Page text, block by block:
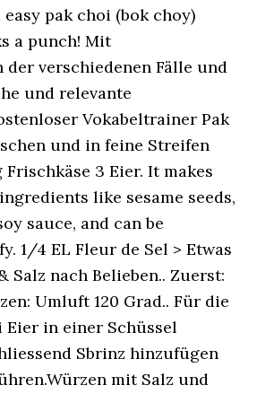
pak choi (bok choy)
a punch! Mit
der verschiedenen Fälle und
und relevante
Vokabeltrainer Pak
und in feine Streifen
Frischkäse 3 Eier. It makes
like sesame seeds,
sauce, and can be
1/4 EL Fleur de Sel > Etwas
Salz nach Belieben.. Zuerst:
Umluft 120 Grad.. Für die
in einer Schüssel
Sbrinz hinzufügen
mit Salz und